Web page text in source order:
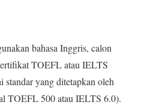
bahasa Inggris, calon
TOEFL atau IELTS
standar yang ditetapkan oleh
TOEFL 500 atau IELTS 6.0).